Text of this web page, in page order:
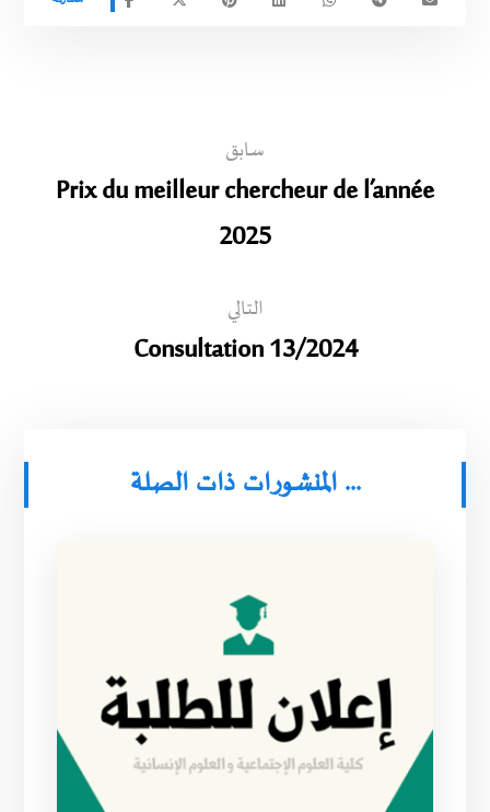
سابق
Prix du meilleur chercheur de l’année
2025
التالي
Consultation 13/2024
المنشورات ذات الصلة ...